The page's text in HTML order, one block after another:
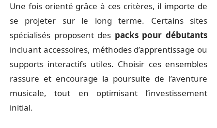
Une fois orienté grâce à ces critères, il importe de
se projeter sur le long terme. Certains sites
spécialisés proposent des packs pour débutants
incluant accessoires, méthodes d’apprentissage ou
supports interactifs utiles. Choisir ces ensembles
rassure et encourage la poursuite de l’aventure
musicale, tout en optimisant l’investissement
initial.